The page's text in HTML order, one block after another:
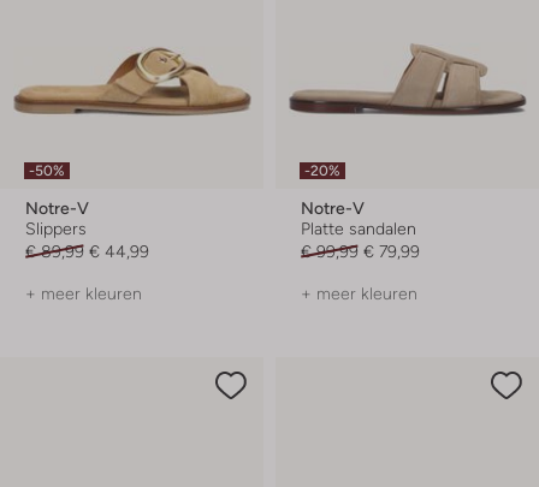
-50%
Notre-V
Slippers
€ 89,99 € 44,99
+ meer kleuren
-20%
Notre-V
Platte sandalen
€ 99,99 € 79,99
+ meer kleuren